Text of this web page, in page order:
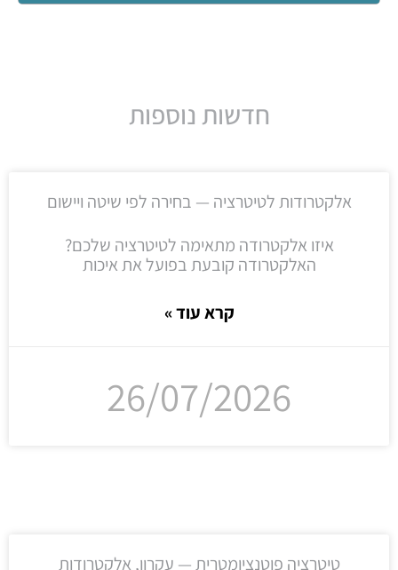
חדשות נוספות
אלקטרודות לטיטרציה — בחירה לפי שיטה ויישום
איזו אלקטרודה מתאימה לטיטרציה שלכם?
האלקטרודה קובעת בפועל את איכות
קרא עוד »
26/07/2026
טיטרציה פוטנציומטרית — עקרון, אלקטרודות